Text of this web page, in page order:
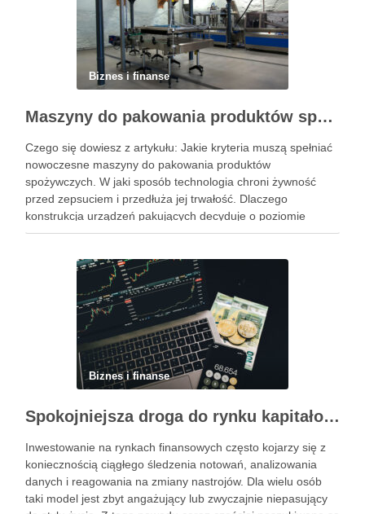
Biznes i finanse
Maszyny do pakowania produktów spożywczych – standardy higieny i nowoczesne technologie w przetwórstwie
Czego się dowiesz z artykułu: Jakie kryteria muszą spełniać
nowoczesne maszyny do pakowania produktów
spożywczych. W jaki sposób technologia chroni żywność
przed zepsuciem i przedłuża jej trwałość. Dlaczego
konstrukcja urządzeń pakujących decyduje o poziomie
higieny w zakładzie. Jak dobrać odpowiedni system
Powiązane wpisy: Jak …
Biznes i finanse
Spokojniejsza droga do rynku kapitałowego bez presji codziennych decyzji
Inwestowanie na rynkach finansowych często kojarzy się z
koniecznością ciągłego śledzenia notowań, analizowania
danych i reagowania na zmiany nastrojów. Dla wielu osób
taki model jest zbyt angażujący lub zwyczajnie niepasujący